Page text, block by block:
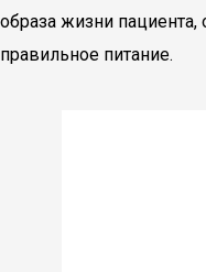
образа жизни
правильное питание.